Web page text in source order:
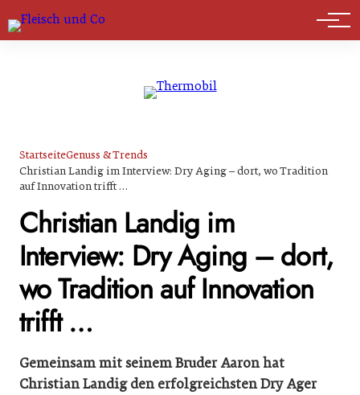
Marktführer
StartseiteGenuss & Trends
Christian Landig im Interview: Dry Aging – dort, wo Tradition
auf Innovation trifft …
Christian Landig im
Interview: Dry Aging – dort,
wo Tradition auf Innovation
trifft …
Gemeinsam mit seinem Bruder Aaron hat
Christian Landig den erfolgreichsten Dry Ager